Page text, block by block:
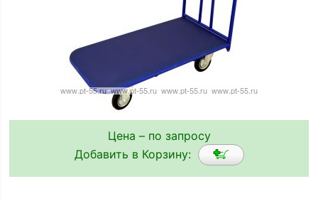
Цена – по запросу
Добавить в Корзину: